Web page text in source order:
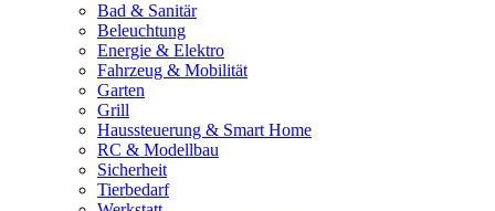
Bad & Sanitär
Beleuchtung
Energie & Elektro
Fahrzeug & Mobilität
Garten
Grill
Haussteuerung & Smart Home
RC & Modellbau
Sicherheit
Tierbedarf